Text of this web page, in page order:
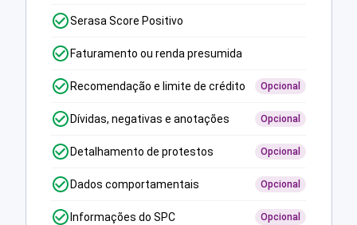
Serasa Score Positivo
Faturamento ou renda presumida
Recomendação e limite de crédito Opcional
Dívidas, negativas e anotações Opcional
Detalhamento de protestos Opcional
Dados comportamentais Opcional
Informações do SPC Opcional